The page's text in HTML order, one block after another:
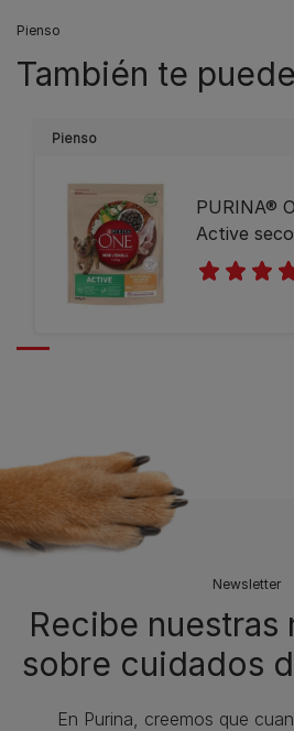
Pienso
También te
Pienso
PURINA®
Active
Newsletter
Recibe nuestras
sobre cuidados
En Purina, creemos que